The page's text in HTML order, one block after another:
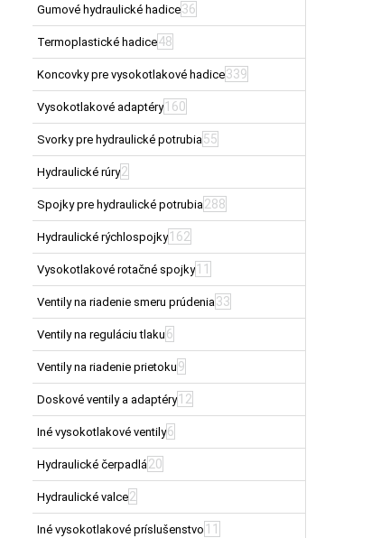
Gumové hydraulické hadice36
Termoplastické hadice48
Koncovky pre vysokotlakové hadice339
Vysokotlakové adaptéry 160
Svorky pre hydraulické potrubia 55
Hydraulické rúry2
Spojky pre hydraulické potrubia 288
Hydraulické rýchlospojky 162
Vysokotlakové rotačné spojky 11
Ventily na riadenie smeru prúdenia 33
Ventily na reguláciu tlaku 6
Ventily na riadenie prietoku 9
Doskové ventily a adaptéry 12
Iné vysokotlakové ventily6
Hydraulické čerpadlá 20
Hydraulické valce2
Iné vysokotlakové príslušenstvo 11